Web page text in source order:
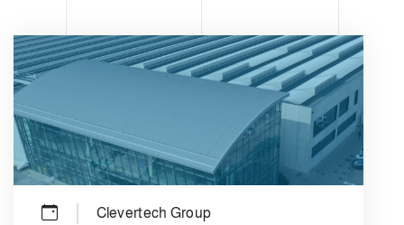
Clevertech Group